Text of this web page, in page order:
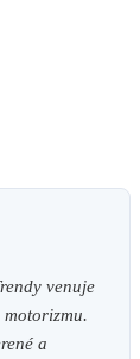
venuje
a